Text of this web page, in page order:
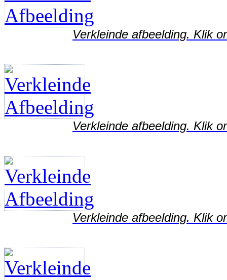
Verkleinde afbeelding. Klik
Verkleinde afbeelding. Klik
Verkleinde afbeelding. Klik